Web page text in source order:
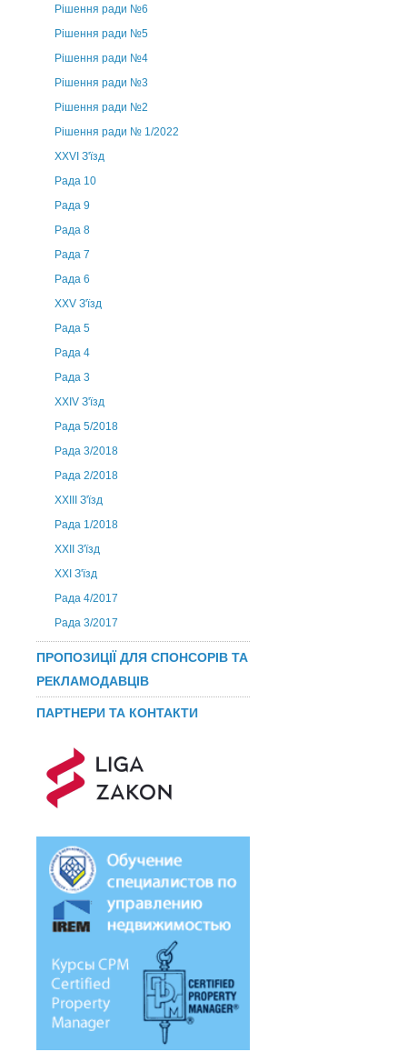
Рішення ради №6
Рішення ради №5
Рішення ради №4
Рішення ради №3
Рішення ради №2
Рішення ради № 1/2022
XXVI З'їзд
Рада 10
Рада 9
Рада 8
Рада 7
Рада 6
XXV З'їзд
Рада 5
Рада 4
Рада 3
ХХIV З'їзд
Рада 5/2018
Рада 3/2018
Рада 2/2018
XXIII З'їзд
Рада 1/2018
ХХІІ З'їзд
XXI З'їзд
Рада 4/2017
Рада 3/2017
ПРОПОЗИЦІЇ ДЛЯ СПОНСОРІВ ТА
РЕКЛАМОДАВЦІВ
ПАРТНЕРИ ТА КОНТАКТИ